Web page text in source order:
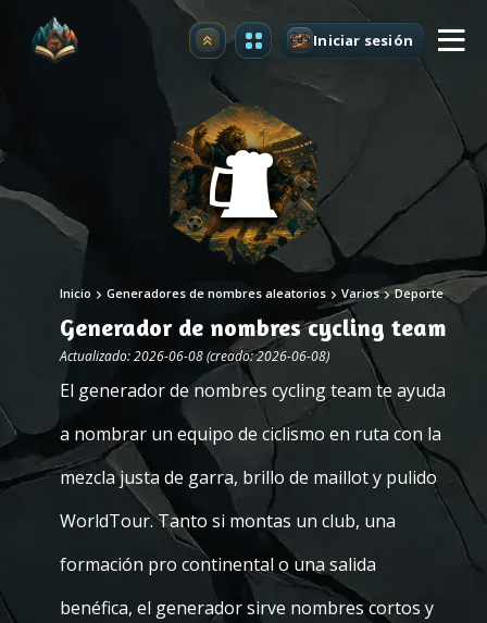
Mejorar Iniciar sesión
Inicio Generadores de nombres aleatorios Varios Deporte
Generador de nombres cycling team
Actualizado: 2026-06-08 (creado: 2026-06-08)
El generador de nombres cycling team te ayuda
a nombrar un equipo de ciclismo en ruta con la
mezcla justa de garra, brillo de maillot y pulido
WorldTour. Tanto si montas un club, una
formación pro continental o una salida
benéfica, el generador sirve nombres cortos y